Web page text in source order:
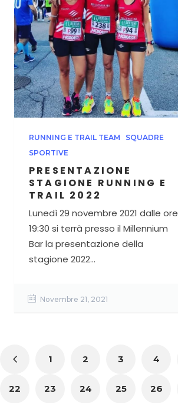
RUNNING E TRAIL TEAM
SQUADRE
SPORTIVE
PRESENTAZIONE
STAGIONE RUNNING E
TRAIL 2022
Lunedì 29 novembre 2021 dalle ore
19:30 si terrà presso il Millennium
Bar la presentazione della
stagione 2022...
Novembre 21, 2021
1 2 3 4
22 23 24 25 26